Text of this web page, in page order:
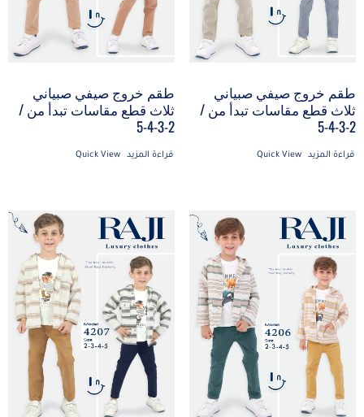
طقم خروج صيفي صبياني
ثلاث قطع مقاسات تبدأ من /
2-3-4-5
قراءة المزيد Quick View
طقم خروج صيفي صبياني
ثلاث قطع مقاسات تبدأ من /
2-3-4-5
قراءة المزيد Quick View